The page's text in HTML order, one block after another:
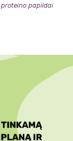
proteino papildai